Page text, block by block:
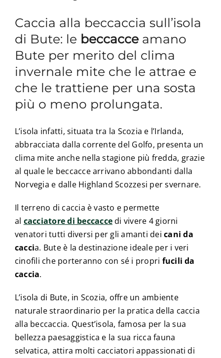
Caccia alla beccaccia sull’isola
di Bute: le beccacceamano
Bute per merito del clima
invernale mite che le attrae e
che le trattiene per una sosta
più o meno prolungata.
L’isola infatti, situata tra la Scozia e l’Irlanda,
abbracciata dalla corrente del Golfo, presenta un
clima mite anche nella stagione più fredda, grazie
al quale le beccacce arrivano abbondanti dalla
Norvegia e dalle Highland Scozzesi per svernare.
Il terreno di caccia è vasto e permette
al cacciatore di beccaccedi vivere 4 giorni
venatori tutti diversi per gli amanti deicani da
caccia. Bute è la destinazione ideale per i veri
cinofili che porteranno con sé i propri fucili da
caccia.
L’isola di Bute, in Scozia, offre un ambiente
naturale straordinario per la pratica della caccia
alla beccaccia. Quest’isola, famosa per la sua
bellezza paesaggistica e la sua ricca fauna
selvatica, attira molti cacciatori appassionati di